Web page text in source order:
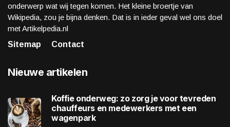
onderwerp wat wij tegen komen. Het kleine broertje van
Wikipedia, zou je bijna denken. Dat is in ieder geval wel ons doel
met Artikelpedia.nl
Sitemap
Contact
Nieuwe artikelen
Koffie onderweg: zo zorg je voor tevreden
chauffeurs en medewerkers met een
wagenpark